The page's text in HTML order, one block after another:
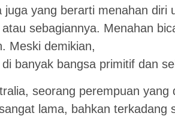
juga yang berarti menahan diri
sebagiannya. Menahan
Meski demikian,
banyak bangsa primitif dan
seorang perempuan yang
lama, bahkan terkadang